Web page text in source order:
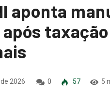
aponta
2026 0 57 5